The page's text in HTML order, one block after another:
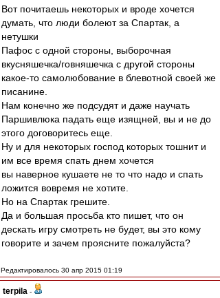
Вот почитаешь некоторых и вроде хочется
думать, что люди болеют за Спартак, а
нетушки
Пафос с одной стороны, выборочная
вкусняшечка/говняшечка с другой стороны
какое-то самолюбование в блевотной своей же
писанине.
Нам конечно же подсудят и даже научать
Паршивлюка падать еще изящней, вы и не до
этого договоритесь еще.
Ну и для некоторых господ которых тошнит и
им все время спать днем хочется
вы наверное кушаете не то что надо и спать
ложится вовремя не хотите.
Но на Спартак грешите.
Да и большая просьба кто пишет, что он
дескать игру смотреть не будет, вы это кому
говорите и зачем проясните пожалуйста?
Редактировалось 30 апр 2015 01:19
terpila -